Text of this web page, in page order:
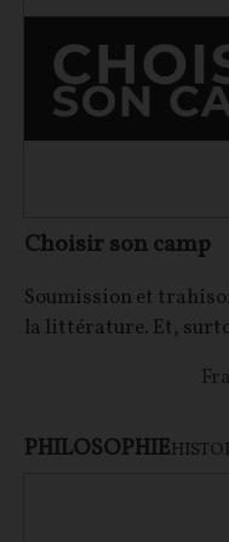
Choisir son camp
Soumission et
la littérature. Et,
PHILOSOPHIE